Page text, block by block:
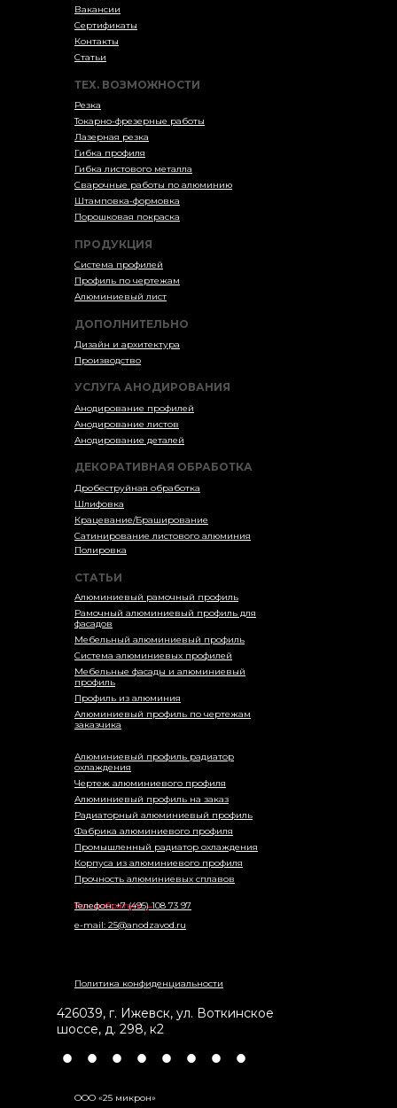
ПРОДУКЦИЯ
Система профилей
Профиль по чертежам
Алюминиевый лист
УСЛУГА АНОДИРОВАНИЯ
Анодирование профилей
Анодирование листов
Анодирование деталей
СТАТЬИ
Алюминиевый рамочный профиль
Система алюминиевых профилей
Профиль из алюминия
Алюминиевый профиль на заказ
Чертеж алюминиевого профиля
Корпуса из алюминиевого профиля
Промышленный радиатор охлаждения
Фабрика алюминиевого профиля
Прочность алюминиевых сплавов
Радиаторный алюминиевый профиль
Алюминиевый профиль радиатор
охлаждения
Алюминиевый профиль по чертежам
заказчика
Мебельные фасады и алюминиевый
профиль
Мебельный алюминиевый профиль
Рамочный алюминиевый профиль для
фасадов
ДОПОЛНИТЕЛЬНО
Дизайн и архитектура
Производство
ТЕХ. ВОЗМОЖНОСТИ
Резка
Токарно-фрезерные работы
Лазерная резка
Гибка профиля
Гибка листового металла
Сварочные работы по алюминию
Штамповка-формовка
Порошковая покраска
Как добраться →
Телефон: +7 (495) 108 73 97
Политика конфиденциальности
ООО «25 микрон»
e-mail: 25@anodzavod.ru
426039, г. Ижевск, ул. Воткинское
шоссе, д. 298, к2
• • • • • • • •
ДЕКОРАТИВНАЯ ОБРАБОТКА
Дробеструйная обработка
Шлифовка
Сатинирование листового алюминия
Крацевание/Браширование
Полировка
Вакансии
Сертификаты
Контакты
Статьи